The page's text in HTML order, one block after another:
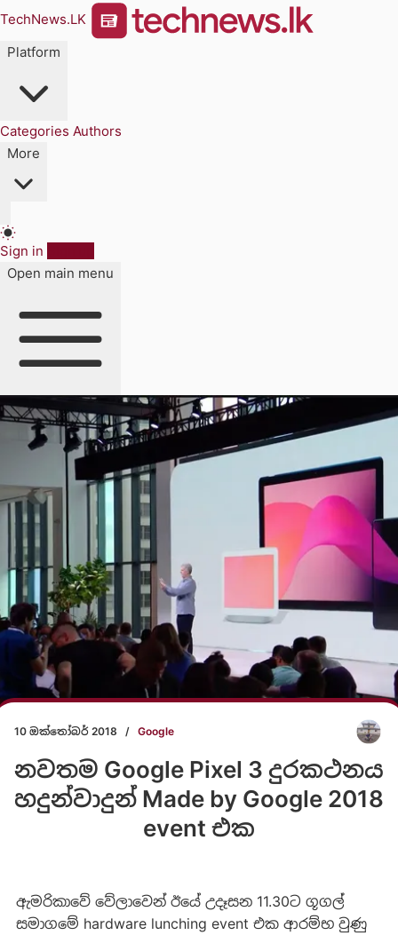
TechNews.LK
Platform
Categories Authors
More
Sign in
Open main menu
10 ඔක්තෝබර් 2018 / Google
නවතම Google Pixel 3 දුරකථනය
හදුන්වාදුන් Made by Google 2018
event එක
ඇමරිකාවේ වේලාවෙන් ඊයේ උදෑසන 11.30ට ගූගල්
සමාගමේ hardware lunching event එක ආරම්භ වුණු